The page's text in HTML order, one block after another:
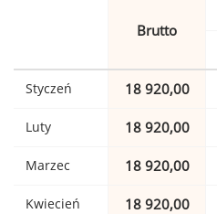
Brutto
Styczeń 18 920,00
Luty 18 920,00
Marzec 18 920,00
Kwiecień 18 920,00